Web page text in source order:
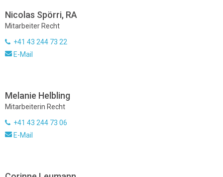
Nicolas Spörri, RA
Mitarbeiter Recht
+41 43 244 73 22
E-Mail
Melanie Helbling
Mitarbeiterin Recht
+41 43 244 73 06
E-Mail